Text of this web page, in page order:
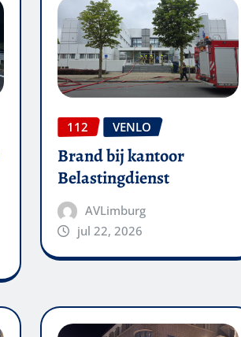
112 VENLO
Brand bij kantoor
Belastingdienst
AVLimburg
jul 22, 2026